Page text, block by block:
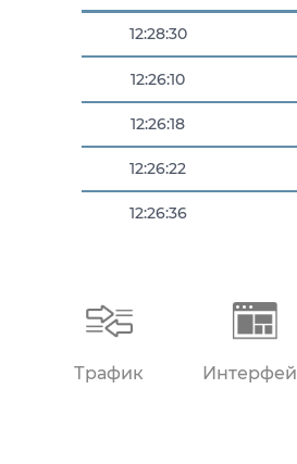
12:28:30
12:26:10
12:26:18
12:26:22
12:26:36
Трафик